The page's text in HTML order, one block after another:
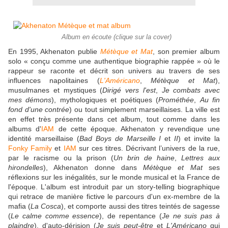
Album en écoute (clique sur la cover)
En 1995, Akhenaton publie Métèque et Mat, son premier album
solo« conçu comme une authentique biographie rappée »où le
rappeur se raconte et décrit son univers au travers de ses
influences napolitaines (L'Américano,Métèque et Mat),
musulmanes et mystiques (Dirigé vers l'est, Je combats avec
mes démons), mythologiques et poétiques (Prométhée
Au fin
fond d'une contrée) ou tout simplement marseillaises. La ville est
en effet très présente dans cet album, tout comme dans les
albums d'IAM de cette époque. Akhenaton y revendique une
identité marseillaise (Bad Boys de Marseille I etII) et invite la
Fonky Family et IAM sur ces titres. Décrivant l’univers de la rue,
par le racisme ou la prison (Un brin de haine
Lettres aux
hirondelles), Akhenaton donne dansMétèque et Matses
réflexions sur les inégalités, sur le monde musical et la France de
l'époque. L'album est introduit par un story-telling biographique
qui retrace de manière fictive le parcours d'un ex-membre de la
mafia (La Cosca), et comporte aussi des titres teintés de sagesse
(Le calme comme essence), de repentance (Je ne suis pas à
plaindre), d'auto-dérision (Je suis peut-être et L'Américano qui